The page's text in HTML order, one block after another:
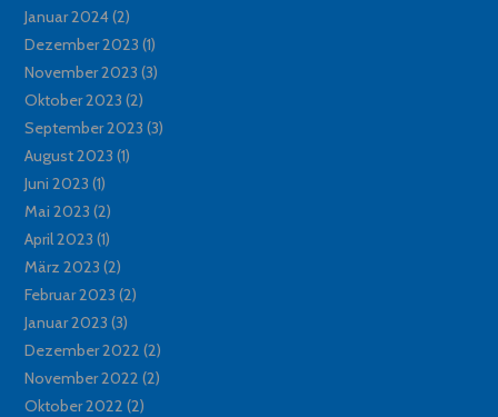
Januar 2024(2)
Dezember 2023 (1)
November 2023 (3)
Oktober 2023 (2)
September 2023 (3)
August 2023 (1)
Juni 2023 (1)
Mai 2023 (2)
April 2023 (1)
März 2023 (2)
Februar 2023 (2)
Januar 2023 (3)
Dezember 2022 (2)
November 2022 (2)
Oktober 2022 (2)